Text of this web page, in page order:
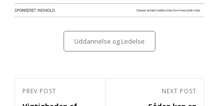
Categories
Uddannelse og Ledelse
Indlægsnavigation
Previous
PREV POST NEXT POST